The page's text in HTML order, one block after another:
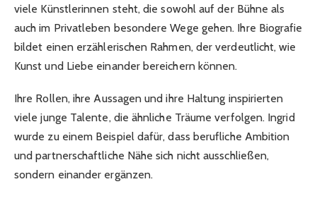
viele Künstlerinnen steht, die sowohl auf der Bühne als
auch im Privatleben besondere Wege gehen. Ihre Biografie
bildet einen erzählerischen Rahmen, der verdeutlicht, wie
Kunst und Liebe einander bereichern können.
Ihre Rollen, ihre Aussagen und ihre Haltung inspirierten
viele junge Talente, die ähnliche Träume verfolgen. Ingrid
wurde zu einem Beispiel dafür, dass berufliche Ambition
und partnerschaftliche Nähe sich nicht ausschließen,
sondern einander ergänzen.